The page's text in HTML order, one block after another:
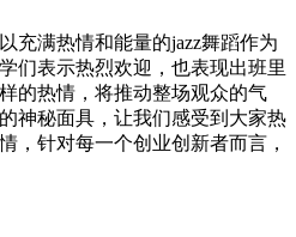
充满热情和能量的jazz舞蹈作为
们表示热烈欢迎，也表现出班里
的热情，将推动整场观众的气
神秘面具，让我们感受到大家热
，针对每一个创业创新者而言，